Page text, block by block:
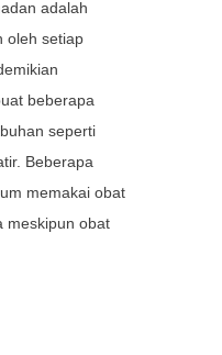
adalah
oleh setiap
beberapa
seperti
Beberapa
memakai obat
meskipun obat